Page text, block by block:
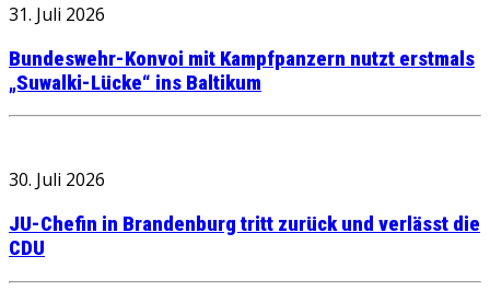
31. Juli 2026
Bundeswehr-Konvoi mit Kampfpanzern nutzt erstmals
„Suwalki-Lücke“ ins Baltikum
30. Juli 2026
JU-Chefin in Brandenburg tritt zurück und verlässt die
CDU